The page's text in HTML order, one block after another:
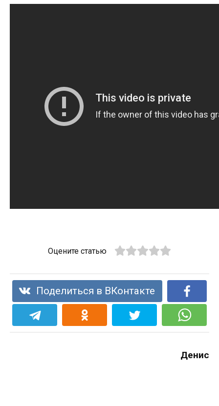
Оцените статью
Поделиться в ВКонтакте
Денис